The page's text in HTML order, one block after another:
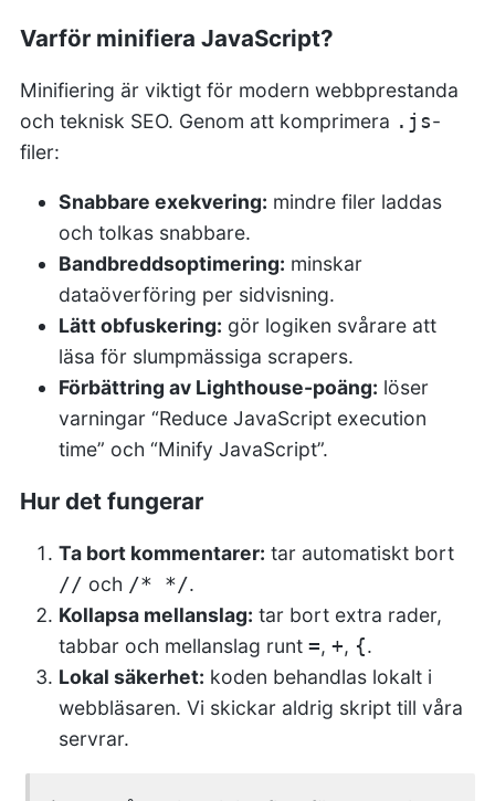
Varför minifiera JavaScript?
Minifiering är viktigt för modern webbprestanda
och teknisk SEO. Genom att komprimera .js-
filer:
Snabbare exekvering: mindre filer laddas
och tolkas snabbare.
Bandbreddsoptimering: minskar
dataöverföring per sidvisning.
Lätt obfuskering: gör logiken svårare att
läsa för slumpmässiga scrapers.
Förbättring av Lighthouse-poäng: löser
varningar “Reduce JavaScript execution
time” och “Minify JavaScript”.
Hur det fungerar
Ta bort kommentarer: tar automatiskt bort
// och /* */.
Kollapsa mellanslag: tar bort extra rader,
tabbar och mellanslag runt =, +, {.
Lokal säkerhet: koden behandlas lokalt i
webbläsaren. Vi skickar aldrig skript till våra
servrar.